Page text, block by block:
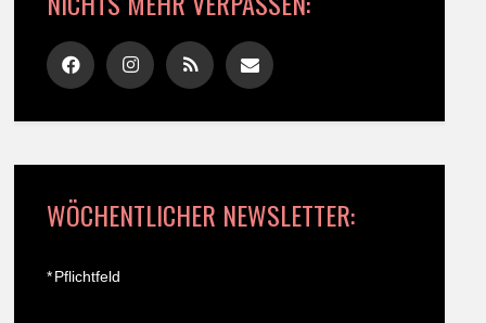
WÖCHENTLICHER NEWSLETTER:
*Pflichtfeld